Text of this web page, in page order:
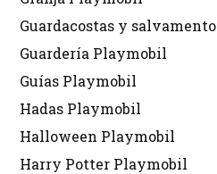
Guardacostas y salvamento
Guardería Playmobil
Guías Playmobil
Hadas Playmobil
Halloween Playmobil
Harry Potter Playmobil